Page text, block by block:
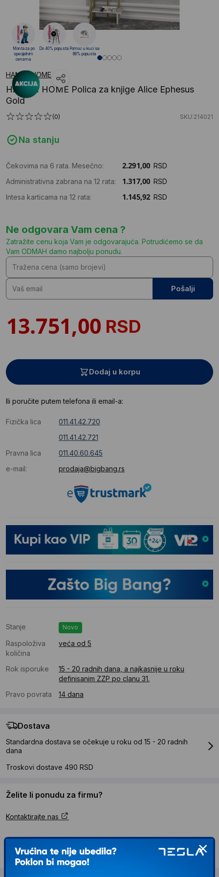
HANAH HOME
HANAH HOME Polica za knjige Alice Ephesus
Gold
(0) SKU:214021
Na stanju
Čekovima na 6 rata. Mesečno:
RSD
Administrativna zabrana na 12 rata:
RSD
Intesa karticama na 12 rata:
RSD
Ne odgovara Vam cena ?
Zatražite cenu koja Vam je odgovarajuća. Potrudićemo se da
Vam ODMAH damo najbolju ponudu.
Pošalji
RSD
Dodaj u korpu
Ili poručite putem telefona ili email-a:
Fizička lica
011.41.42.720
011.41.42.721
Pravna lica
011.40.60.645
e-mail:
prodaja@bigbang.rs
Stanje Novo
Raspoloživa
količina
veća od 5
Rok isporuke
15 - 20 radnih dana, a najkasnije u roku
definisanim ZZP po clanu 31.
Pravo povrata
14 dana
Dostava
Standardna dostava se očekuje u roku od 15 - 20 radnih
dana
Troskovi dostave 490 RSD
Želite li ponudu za firmu?
Kontaktirajte nas
Montaza po
specijalnim
cenama
Do 40% popusta Pomoć u kući sa
88% popusta
Opis proizvoda HANAH HOME Polica za
knjige Alice Ephesus Gold